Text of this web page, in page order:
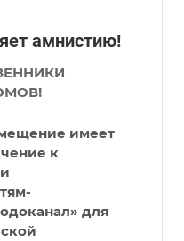
амнистию!
имеет
к
для